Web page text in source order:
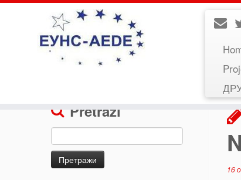
II. Istanbul
Pretraži
Претрага
за:
16